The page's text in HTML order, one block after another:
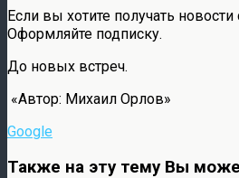
Если вы хотите получать новости
Оформляйте подписку.
До новых встреч.
«Автор: Михаил Орлов»
Google
Также на эту тему Вы